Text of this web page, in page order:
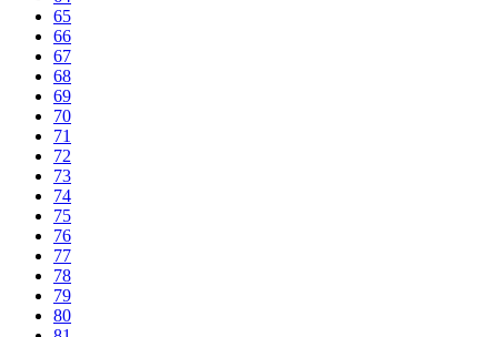
65
66
67
68
69
70
71
72
73
74
75
76
77
78
79
80